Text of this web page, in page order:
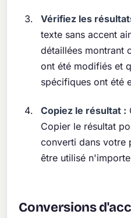
Vérifiez les
texte sans accent
détaillées montrant
ont été modifiés et
spécifiques ont été
Copiez le résultat :
Copier le résultat
converti dans votre
être utilisé
Conversions